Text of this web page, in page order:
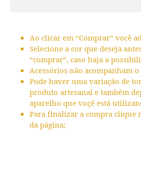
Ao clicar em “Comprar” você
Selecione a cor que deseja
“comprar”, caso haja a
Acessórios não acompanham
Pode haver uma variação de
produto artesanal e também
aparelho que voçê está
Para finalizar a compra clique
da página;